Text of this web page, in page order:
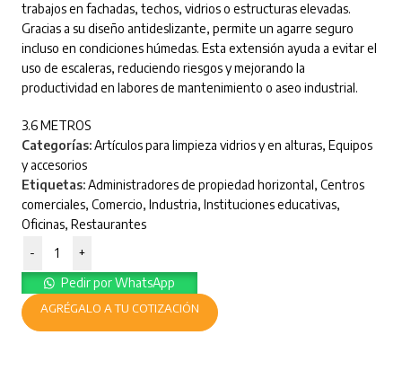
trabajos en fachadas, techos, vidrios o estructuras elevadas.
Gracias a su diseño antideslizante, permite un agarre seguro
incluso en condiciones húmedas. Esta extensión ayuda a evitar el
uso de escaleras, reduciendo riesgos y mejorando la
productividad en labores de mantenimiento o aseo industrial.
3.6 METROS
Categorías:Artículos para limpieza vidrios y en alturas, Equipos
y accesorios
Etiquetas:Administradores de propiedad horizontal, Centros
comerciales, Comercio, Industria, Instituciones educativas,
Oficinas, Restaurantes
-
+
Pedir por WhatsApp
AGRÉGALO A TU COTIZACIÓN